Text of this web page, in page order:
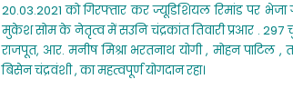
20.03.2021 को गिरफ्तार कर ज्यूडिशियल रिमांड पर भेजा
मुकेश सोम के नेतृत्व में सउनि चंद्रकांत तिवारी प्रआर .
राजपूत, आर. मनीष मिश्रा भरतनाथ योगी , मोहन
बिसेन चंद्रवंशी , का महत्वपूर्ण योगदान रहा।